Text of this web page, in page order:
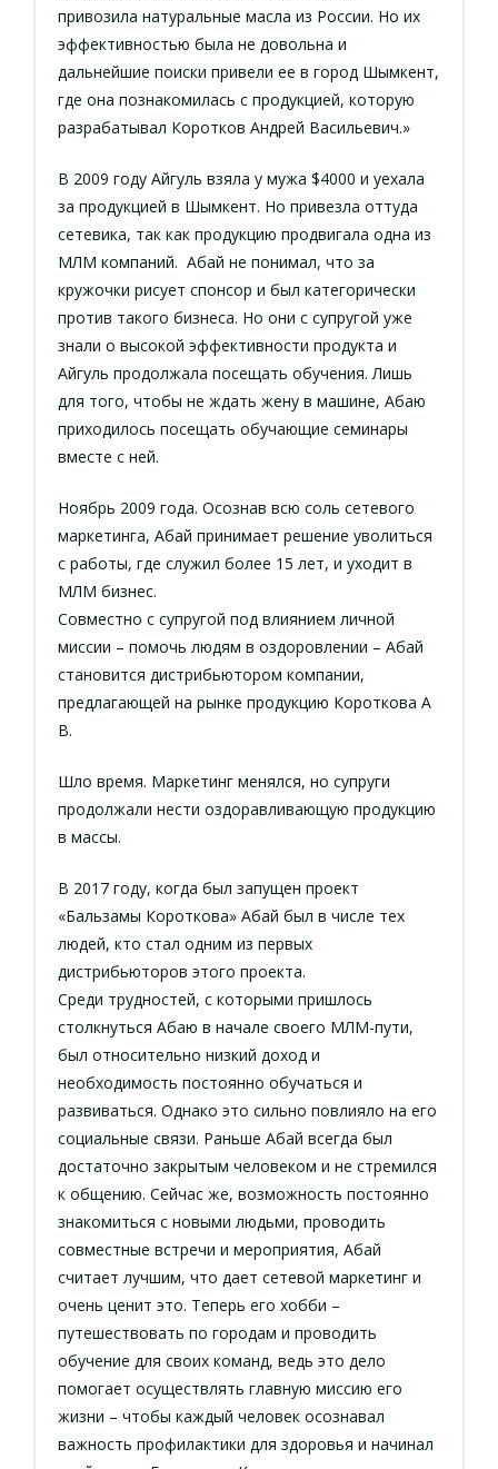
привозила натуральные масла из России. Но их
эффективностью была не довольна и
дальнейшие поиски привели ее в город Шымкент,
где она познакомилась с продукцией, которую
разрабатывал Коротков Андрей Васильевич.»
В 2009 году Айгуль взяла у мужа $4000 и уехала
за продукцией в Шымкент. Но привезла оттуда
сетевика, так как продукцию продвигала одна из
МЛМ компаний. Абай не понимал, что за
кружочки рисует спонсор и был категорически
против такого бизнеса. Но они с супругой уже
знали о высокой эффективности продукта и
Айгуль продолжала посещать обучения. Лишь
для того, чтобы не ждать жену в машине, Абаю
приходилось посещать обучающие семинары
вместе с ней.
Ноябрь 2009 года. Осознав всю соль сетевого
маркетинга, Абай принимает решение уволиться
с работы, где служил более 15 лет, и уходит в
МЛМ бизнес.
Совместно с супругой под влиянием личной
миссии – помочь людям в оздоровлении – Абай
становится дистрибьютором компании,
предлагающей на рынке продукцию Короткова А
В.
Шло время. Маркетинг менялся, но супруги
продолжали нести оздоравливающую продукцию
в массы.
В 2017 году, когда был запущен проект
«Бальзамы Короткова» Абай был в числе тех
людей, кто стал одним из первых
дистрибьюторов этого проекта.
Среди трудностей, с которыми пришлось
столкнуться Абаю в начале своего МЛМ-пути,
был относительно низкий доход и
необходимость постоянно обучаться и
развиваться. Однако это сильно повлияло на его
социальные связи. Раньше Абай всегда был
достаточно закрытым человеком и не стремился
к общению. Сейчас же, возможность постоянно
знакомиться с новыми людьми, проводить
совместные встречи и мероприятия, Абай
считает лучшим, что дает сетевой маркетинг и
очень ценит это. Теперь его хобби –
путешествовать по городам и проводить
обучение для своих команд, ведь это дело
помогает осуществлять главную миссию его
жизни – чтобы каждый человек осознавал
важность профилактики для здоровья и начинал